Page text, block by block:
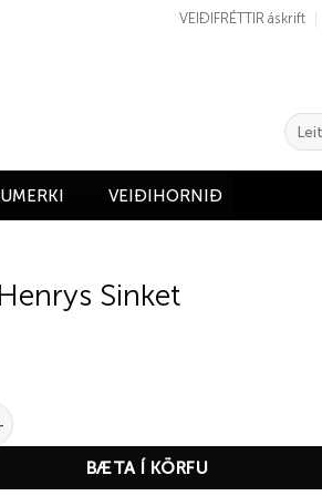
VEIÐIFRÉTTIR áskrift
Search
for:
VEIÐIHORNIÐ
Sinket
Sinket quantity
BÆTA Í KÖRFU